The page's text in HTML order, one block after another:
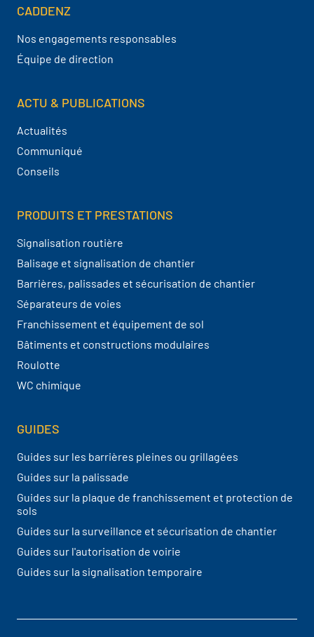
Navigation pied de page
CADDENZ
Nos engagements responsables
Équipe de direction
ACTU & PUBLICATIONS
Actualités
Communiqué
Conseils
PRODUITS ET PRESTATIONS
Signalisation routière
Balisage et signalisation de chantier
Barrières, palissades et sécurisation de chantier
Séparateurs de voies
Franchissement et équipement de sol
Bâtiments et constructions modulaires
Roulotte
WC chimique
GUIDES
Guides sur les barrières pleines ou grillagées
Guides sur la palissade
Guides sur la plaque de franchissement et protection de
sols
Guides sur la surveillance et sécurisation de chantier
Guides sur l'autorisation de voirie
Guides sur la signalisation temporaire